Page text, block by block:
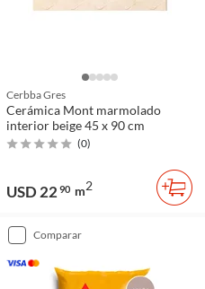
Cerbba Gres
Cerámica Mont marmolado
interior beige 45 x 90 cm
(0)
USD 22 90 m2
comparar